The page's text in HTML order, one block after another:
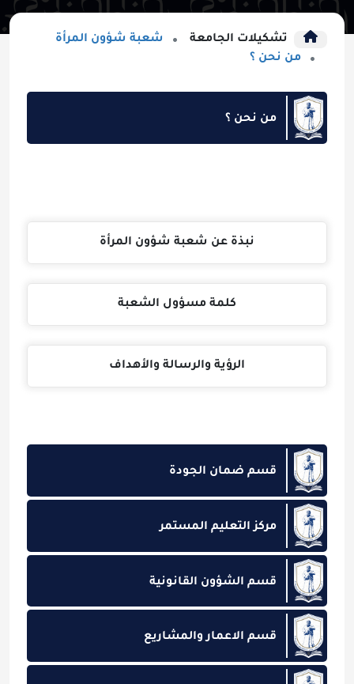
تشكيلات الجامعة
شعبة شؤون المرأة
من نحن ؟
من نحن ؟
نبذة عن شعبة شؤون المرأة
كلمة مسؤول الشعبة
الرؤية والرسالة والأهداف
قسم ضمان الجودة
مركز التعليم المستمر
قسم الشؤون القانونية
قسم الاعمار والمشاريع